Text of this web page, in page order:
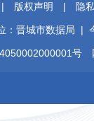
| 版权声明 | 隐
：晋城市数据局 |
号